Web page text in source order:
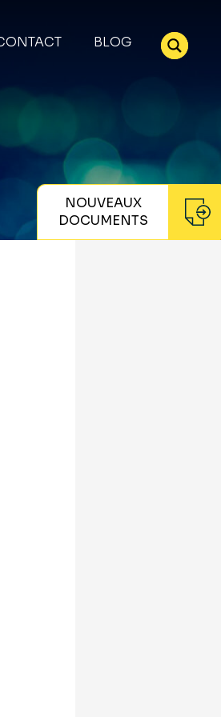
BLOG
NOUVEAUX
DOCUMENTS